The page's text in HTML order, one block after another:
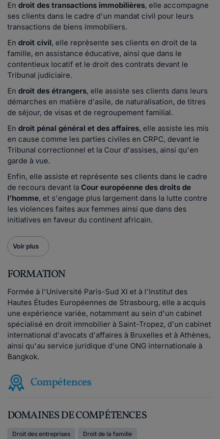
En droit des transactions immobilières, elle accompagne
ses clients dans le cadre d'un mandat civil pour leurs
transactions de biens immobiliers.
En droit civil, elle représente ses clients en droit de la
famille, en assistance éducative, ainsi que dans le
contentieux locatif et le droit des contrats devant le
Tribunal judiciaire.
En droit des étrangers, elle assiste ses clients dans leurs
démarches en matière d'asile, de naturalisation, de titres
de séjour, de visas et de regroupement familial.
En droit pénal général et des affaires, elle assiste les mis
en cause comme les parties civiles en CRPC, devant le
Tribunal correctionnel et la Cour d'assises, ainsi qu'en
garde à vue.
Enfin, elle assiste et représente ses clients dans le cadre
de recours devant la Cour européenne des droits de
l'homme, et s'engage plus largement dans la lutte contre
les violences faites aux femmes ainsi que dans des
initiatives en faveur du continent africain.
Voir plus
FORMATION
Formée à l'Université Paris-Sud XI et à l'Institut des
Hautes Études Européennes de Strasbourg, elle a acquis
une expérience variée, notamment au sein d'un cabinet
spécialisé en droit immobilier à Saint-Tropez, d'un cabinet
international d'avocats d'affaires à Bruxelles et à Athènes,
ainsi qu'au service juridique d'une ONG internationale à
Bangkok.
Compétences
DOMAINES DE COMPÉTENCES
Droit des entreprises Droit de la famille